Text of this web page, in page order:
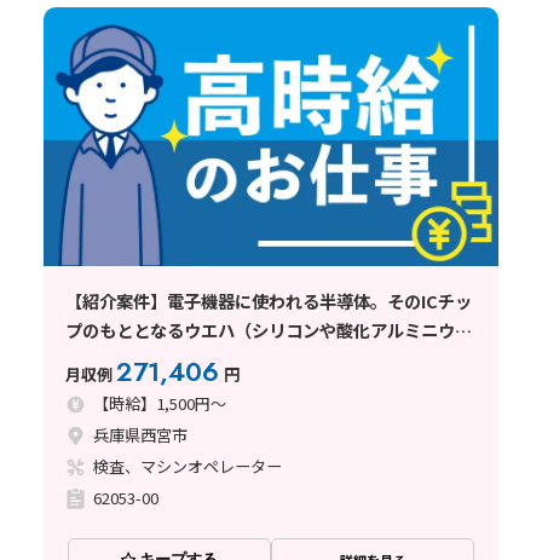
【紹介案件】電子機器に使われる半導体。そのICチッ
プのもととなるウエハ（シリコンや酸化アルミニウム
製）の製造機械オペレーター
月収例271,406 円
【時給】1,500円～
兵庫県西宮市
検査、マシンオペレーター
62053-00